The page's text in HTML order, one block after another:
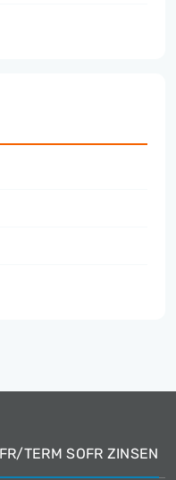
TERM SOFR ZINSEN